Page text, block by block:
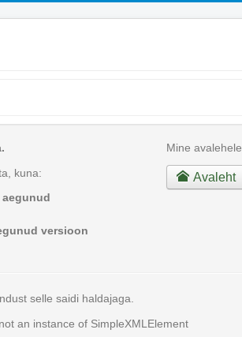
kuna:
versioon
Mine avalehele
Avaleht
selle saidi haldajaga.
an instance of SimpleXMLElement